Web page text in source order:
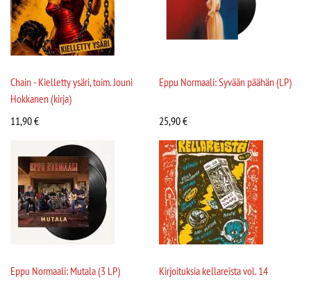
Chain - Kielletty ysäri, toim. Jouni
Hokkanen (kirja)
11,90€
Eppu Normaali: Syvään päähän (LP)
25,90€
Eppu Normaali: Mutala (3 LP) Kirjoituksia kellareista vol. 14